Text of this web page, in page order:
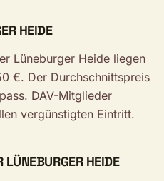
HEIDE
Lüneburger Heide liegen
€. Der Durchschnittspreis
DAV-Mitglieder
vergünstigten Eintritt.
LÜNEBURGER HEIDE